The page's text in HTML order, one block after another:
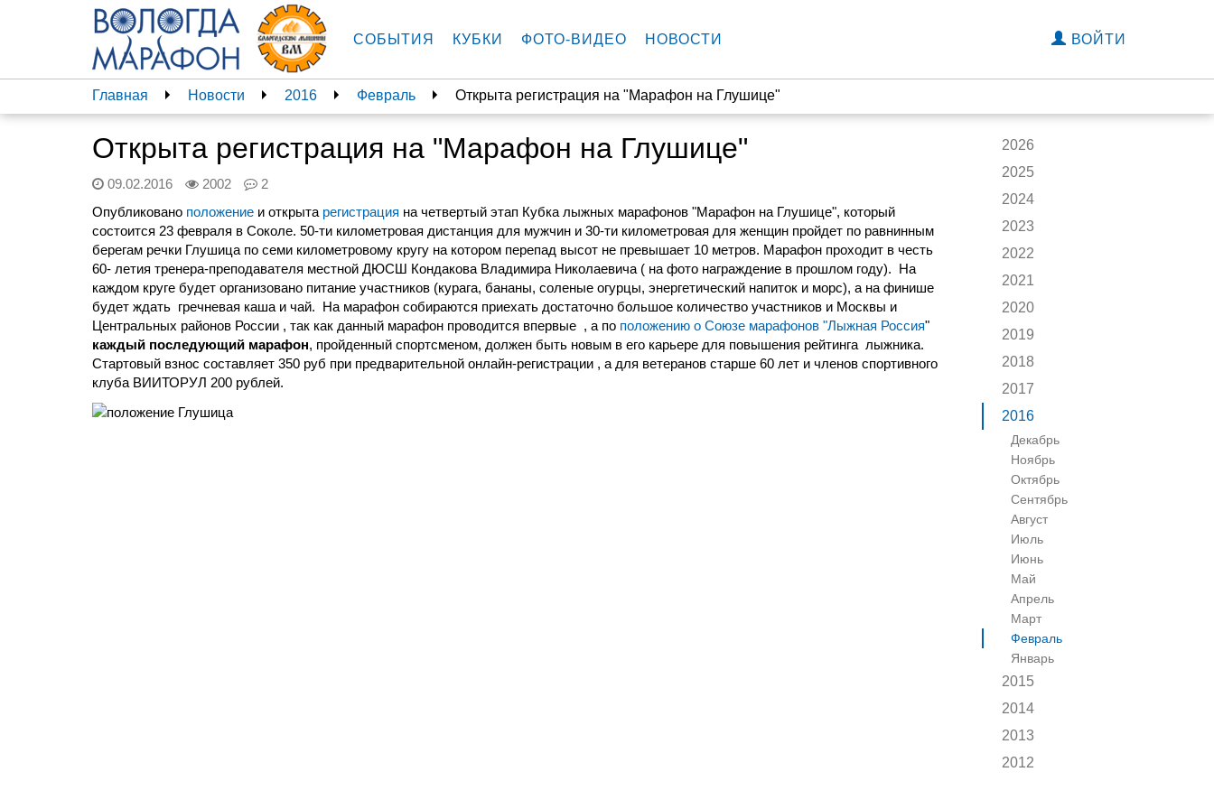
СОБЫТИЯ КУБКИ ФОТО-ВИДЕО НОВОСТИ ВОЙТИ
Главная Новости 2016 Февраль Открыта регистрация на "Марафон на Глушице"
2026
2025
2024
2023
2022
2021
2020
2019
2018
2017
2016
Декабрь
Ноябрь
Октябрь
Сентябрь
Август
Июль
Июнь
Май
Апрель
Март
Февраль
Январь
2015
2014
2013
2012
Открыта регистрация на "Марафон на Глушице"
09.02.2016 2002
2
Опубликовано положение и открыта регистрация на четвертый этап Кубка лыжных марафонов "Марафон на Глушице", который
состоится 23 февраля в Соколе. 50-ти километровая дистанция для мужчин и 30-ти километровая для женщин пройдет по равнинным
берегам речки Глушица по семи километровому кругу на котором перепад высот не превышает 10 метров. Марафон проходит в честь
60- летия тренера-преподавателя местной ДЮСШ Кондакова Владимира Николаевича ( на фото награждение в прошлом году). На
каждом круге будет организовано питание участников (курага, бананы, соленые огурцы, энергетический напиток и морс), а на финише
будет ждать гречневая каша и чай. На марафон собираются приехать достаточно большое количество участников и Москвы и
Центральных районов России , так как данный марафон проводится впервые , а по положению о Союзе марафонов "Лыжная Россия"
каждый последующий марафон, пройденный спортсменом, должен быть новым в его карьере для повышения рейтинга лыжника.
Стартовый взнос составляет 350 руб при предварительной онлайн-регистрации , а для ветеранов старше 60 лет и членов спортивного
клуба ВИИТОРУЛ 200 рублей.